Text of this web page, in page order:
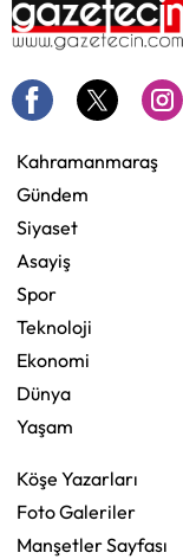
Kahramanmaraş
Gündem
Siyaset
Asayiş
Spor
Teknoloji
Ekonomi
Dünya
Yaşam
Köşe Yazarları
Foto Galeriler
Manşetler Sayfası